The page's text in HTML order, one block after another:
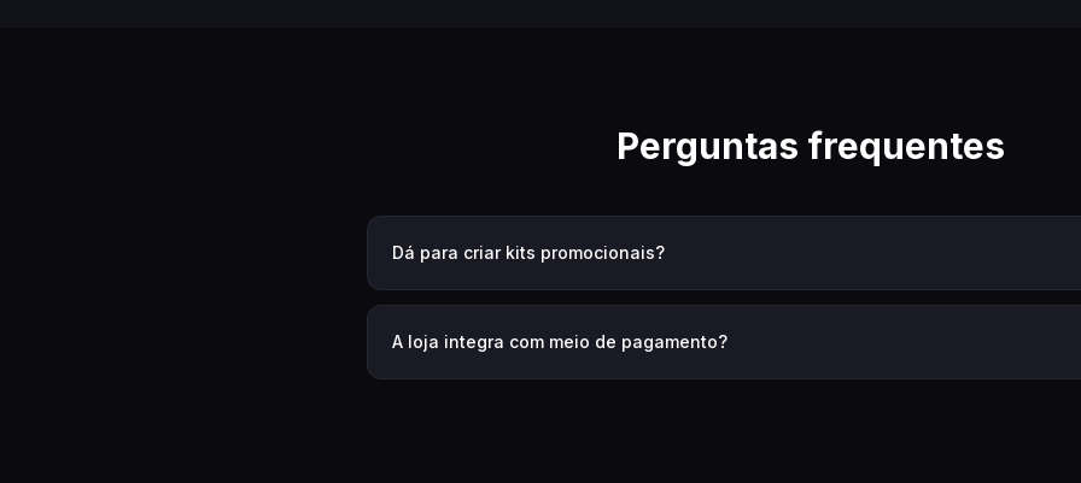
Perguntas frequentes
Dá para criar kits promocionais?
A loja integra com meio de pagamento?